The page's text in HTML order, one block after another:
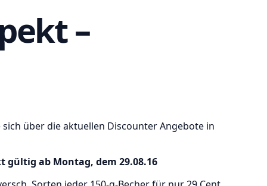
–
über die aktuellen Discounter Angebote in
gültig ab Montag, dem 29.08.16